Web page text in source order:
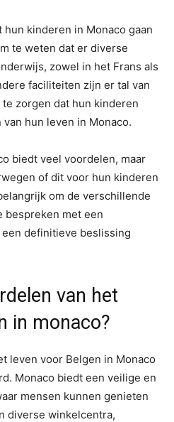
kinderen in Monaco gaan
te weten dat er diverse
zowel in het Frans als
faciliteiten zijn er tal van
zorgen dat hun kinderen
hun leven in Monaco.
biedt veel voordelen, maar
of dit voor hun kinderen
om de verschillende
bespreken met een
definitieve beslissing
van het
in monaco?
leven voor Belgen in Monaco
Monaco biedt een veilige en
mensen kunnen genieten
diverse winkelcentra,